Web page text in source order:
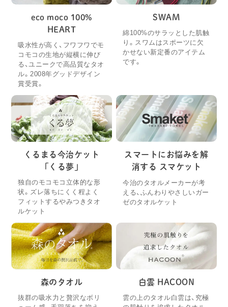
eco moco 100%
HEART
吸水性が高く、フワフワでモ
コモコの生地が縦横に伸び
る、ユニークで高品質なタオ
ル。2008年グッドデザイン
賞受賞。
SWAM
綿100%のサラッとした肌触
り。スワムはスポーツに欠
かせない新定番のアイテム
です。
くるまる今治ケット
「くる夢」
独自のモコモコ立体的な形
状。ズレ落ちにくく程よく
フィットするやみつきタオ
ルケット
スマートにお悩みを解
消する スマケット
今治のタオルメーカーが考
える、ふんわりやさしいガー
ゼのタオルケット
森のタオル
抜群の吸水力と贅沢なボリ
白雲 HACOON
雲の上のタオル白雲は、究極